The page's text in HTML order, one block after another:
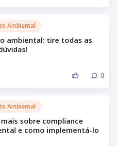
Ambiental
ambiental: tire todas as
0
Ambiental
mais sobre compliance
e como implementá-lo